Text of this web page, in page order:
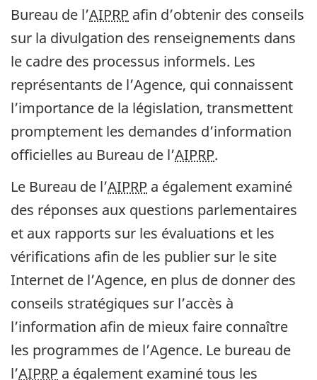
Bureau de l’AIPRP afin d’obtenir des conseils
sur la divulgation des renseignements dans
le cadre des processus informels. Les
représentants de l’Agence, qui connaissent
l’importance de la législation, transmettent
promptement les demandes d’information
officielles au Bureau de l’AIPRP.
Le Bureau de l’AIPRP a également examiné
des réponses aux questions parlementaires
et aux rapports sur les évaluations et les
vérifications afin de les publier sur le site
Internet de l’Agence, en plus de donner des
conseils stratégiques sur l’accès à
l’information afin de mieux faire connaître
les programmes de l’Agence. Le bureau de
l’AIPRP a également examiné tous les